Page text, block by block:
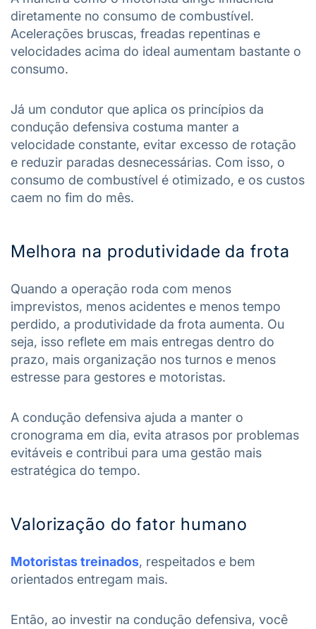
diretamente no consumo de combustível.
Acelerações bruscas, freadas repentinas e
velocidades acima do ideal aumentam bastante o
consumo.
Já um condutor que aplica os princípios da
condução defensiva costuma manter a
velocidade constante, evitar excesso de rotação
e reduzir paradas desnecessárias. Com isso, o
consumo de combustível é otimizado, e os custos
caem no fim do mês.
Melhora na produtividade da frota
Quando a operação roda com menos
imprevistos, menos acidentes e menos tempo
perdido, a produtividade da frota aumenta. Ou
seja, isso reflete em mais entregas dentro do
prazo, mais organização nos turnos e menos
estresse para gestores e motoristas.
A condução defensiva ajuda a manter o
cronograma em dia, evita atrasos por problemas
evitáveis e contribui para uma gestão mais
estratégica do tempo.
Valorização do fator humano
Motoristas treinados, respeitados e bem
orientados entregam mais.
Então, ao investir na condução defensiva, você